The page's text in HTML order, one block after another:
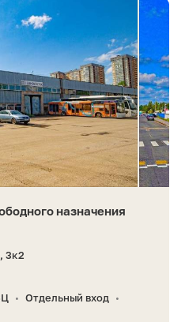
назначения
3к2
• Отдельный вход •